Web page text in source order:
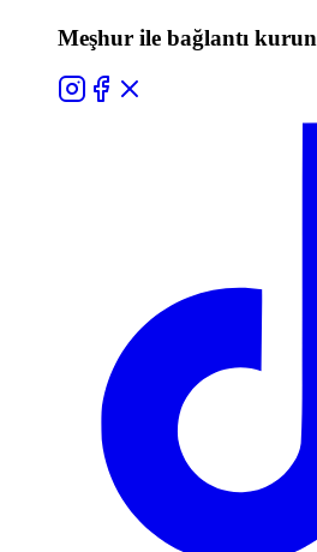
Meşhur ile bağlantı kurun